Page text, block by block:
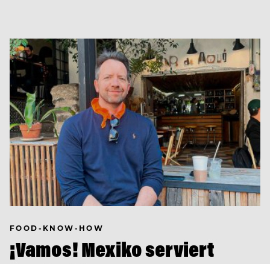
FOOD-KNOW-HOW
¡Vamos! Mexiko serviert